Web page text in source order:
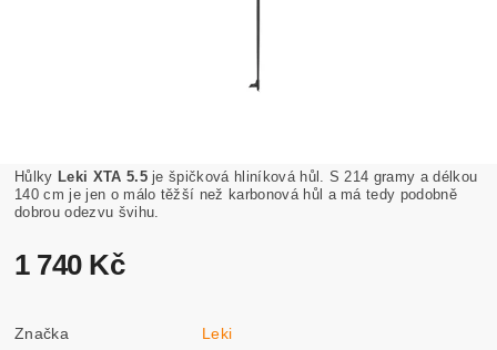
Hůlky Leki XTA 5.5je špičková hliníková hůl. S 214 gramy a délkou
140 cm je jen o málo těžší než karbonová hůl a má tedy podobně
dobrou odezvu švihu.
1 740 Kč
Značka Leki